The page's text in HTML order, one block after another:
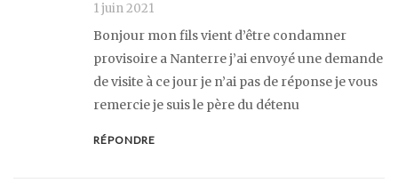
1 juin 2021
Bonjour mon fils vient d’être condamner
provisoire a Nanterre j’ai envoyé une demande
de visite à ce jour je n’ai pas de réponse je vous
remercie je suis le père du détenu
RÉPONDRE